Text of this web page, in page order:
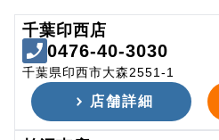
千葉印西店
0476-40-3030
千葉県印西市大森2551-1
店舗詳細